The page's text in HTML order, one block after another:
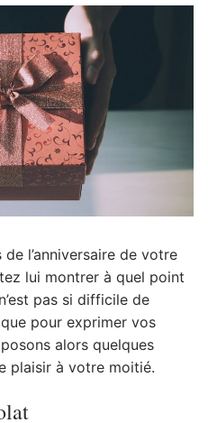
l’anniversaire de votre
lui montrer à quel point
pas si difficile de
pour exprimer vos
alors quelques
plaisir à votre moitié.